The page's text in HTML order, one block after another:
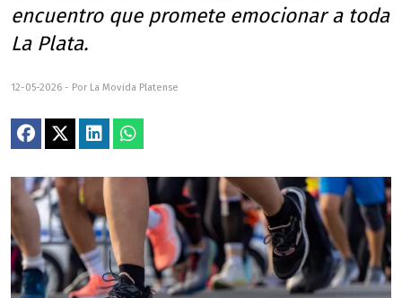
encuentro que promete emocionar a toda
La Plata.
12-05-2026 - Por La Movida Platense